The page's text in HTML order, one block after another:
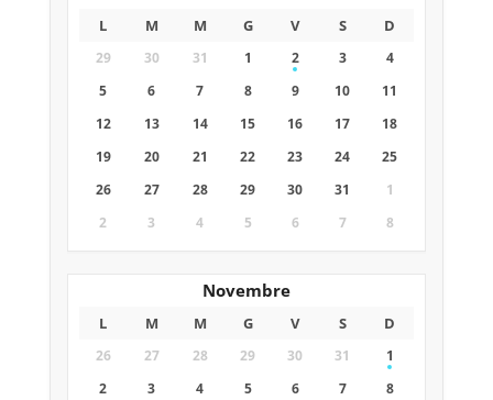
L M M G V S D
29 30 31 1 2 3
4
5
6 7 8 9 10
11
12
13 14 15 16 17
18
19
20 21 22 23 24
25
26
27 28 29 30 31
1
2
3 4 5 6 7 8
Novembre
L M M G V S D
26 27 28 29 30 31
1
2
3 4 5 6 7
8